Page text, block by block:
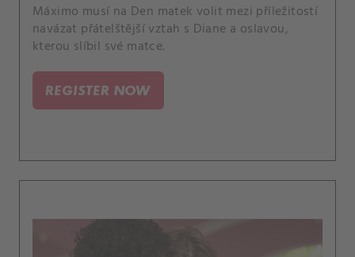
Máximo musí na Den matek volit mezi příležitostí
navázat přátelštější vztah s Diane a oslavou,
kterou slíbil své matce.
REGISTER NOW